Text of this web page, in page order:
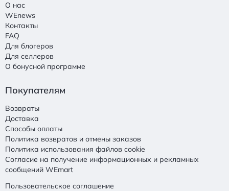
О нас
WEnews
Контакты
FAQ
Для блогеров
Для селлеров
О бонусной программе
Покупателям
Возвраты
Доставка
Способы оплаты
Политика возвратов и отмены заказов
Политика использования файлов cookie
Согласие на получение информационных и рекламных
сообщений WEmart
Пользовательское соглашение